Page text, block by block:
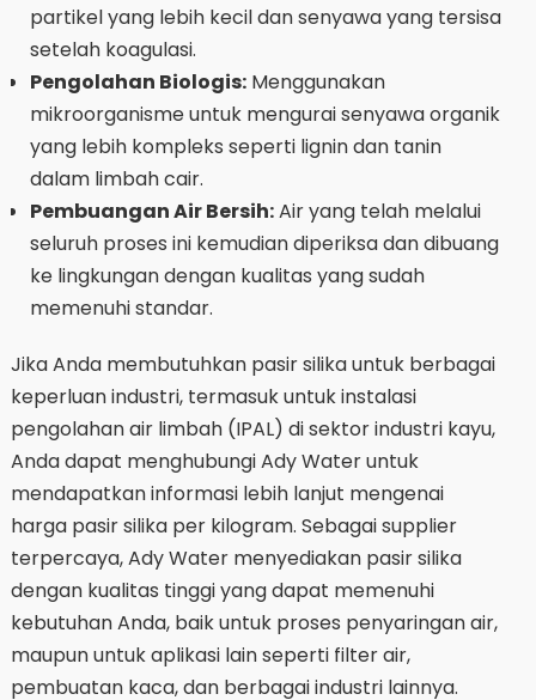
partikel yang lebih kecil dan senyawa yang tersisa
setelah koagulasi.
Pengolahan Biologis:Menggunakan
mikroorganisme untuk mengurai senyawa organik
yang lebih kompleks seperti lignin dan tanin
dalam limbah cair.
Pembuangan Air Bersih:Air yang telah melalui
seluruh proses ini kemudian diperiksa dan dibuang
ke lingkungan dengan kualitas yang sudah
memenuhi standar.
Jika Anda membutuhkan pasir silika untuk berbagai
keperluan industri, termasuk untuk instalasi
pengolahan air limbah (IPAL) di sektor industri kayu,
Anda dapat menghubungi Ady Water untuk
mendapatkan informasi lebih lanjut mengenai
harga pasir silika per kilogram. Sebagai supplier
terpercaya, Ady Water menyediakan pasir silika
dengan kualitas tinggi yang dapat memenuhi
kebutuhan Anda, baik untuk proses penyaringan air,
maupun untuk aplikasi lain seperti filter air,
pembuatan kaca, dan berbagai industri lainnya.